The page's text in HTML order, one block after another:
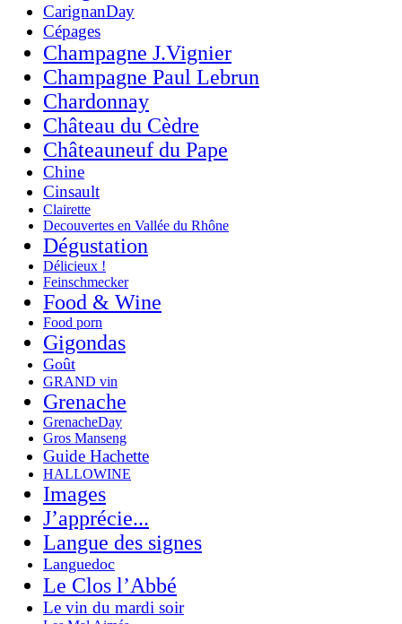
CarignanDay
Cépages
Champagne J.Vignier
Champagne Paul Lebrun
Chardonnay
Château du Cèdre
Châteauneuf du Pape
Chine
Cinsault
Clairette
Decouvertes en Vallée du Rhône
Dégustation
Délicieux !
Feinschmecker
Food & Wine
Food porn
Gigondas
Goût
GRAND vin
Grenache
GrenacheDay
Gros Manseng
Guide Hachette
HALLOWINE
Images
J’apprécie...
Langue des signes
Languedoc
Le Clos l’Abbé
Le vin du mardi soir